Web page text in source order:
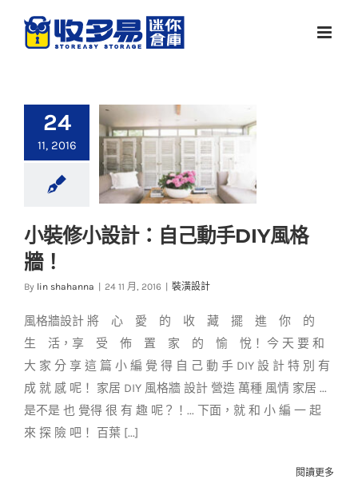
24
11, 2016
裝潢設計
小裝修小設計：自己動手DIY風格
牆！
By lin shahanna 24 11 月, 2016 裝潢設計
風格牆設計 將 心 愛 的 收 藏 擺 進 你 的
生 活，享 受 佈 置 家 的 愉 悅！ 今 天 要 和
大 家 分 享 這 篇 小 編 覺 得 自 己 動 手 DIY 設 計 特 別 有
成 就 感 呢！ 家居 DIY 風格牆 設計 營造 萬種 風情 家居 ...
是不是 也 覺得 很 有 趣 呢？！... 下面，就 和 小 編 一 起
來 探 險 吧！ 百葉 [...]
閱讀更多